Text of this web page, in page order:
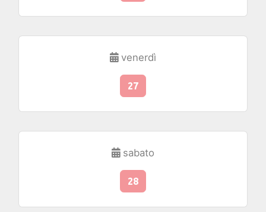
venerdì
27
sabato
28